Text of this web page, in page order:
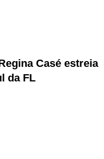
Casé estreia
da FL